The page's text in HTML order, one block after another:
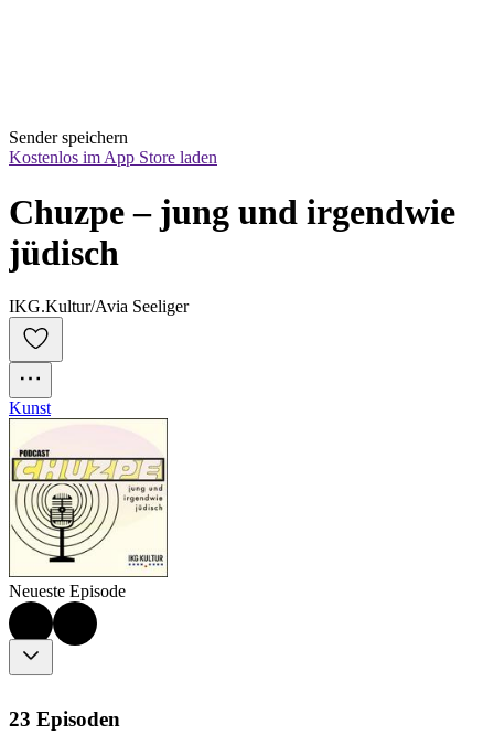
Sender speichern
Kostenlos im App Store laden
Chuzpe – jung und irgendwie
jüdisch
IKG.Kultur/Avia Seeliger
Kunst
Neueste Episode
23 Episoden